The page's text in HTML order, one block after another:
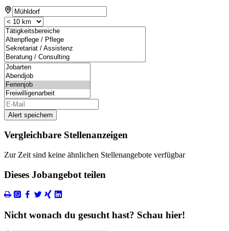
Alert speichern
Vergleichbare Stellenanzeigen
Zur Zeit sind keine ähnlichen Stellenangebote verfügbar
Dieses Jobangebot teilen
Nicht wonach du gesucht hast? Schau hier!